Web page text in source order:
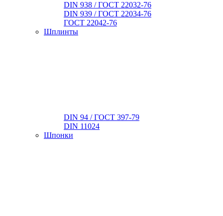
DIN 938 / ГОСТ 22032-76
DIN 939 / ГОСТ 22034-76
ГОСТ 22042-76
Шплинты
DIN 94 / ГОСТ 397-79
DIN 11024
Шпонки